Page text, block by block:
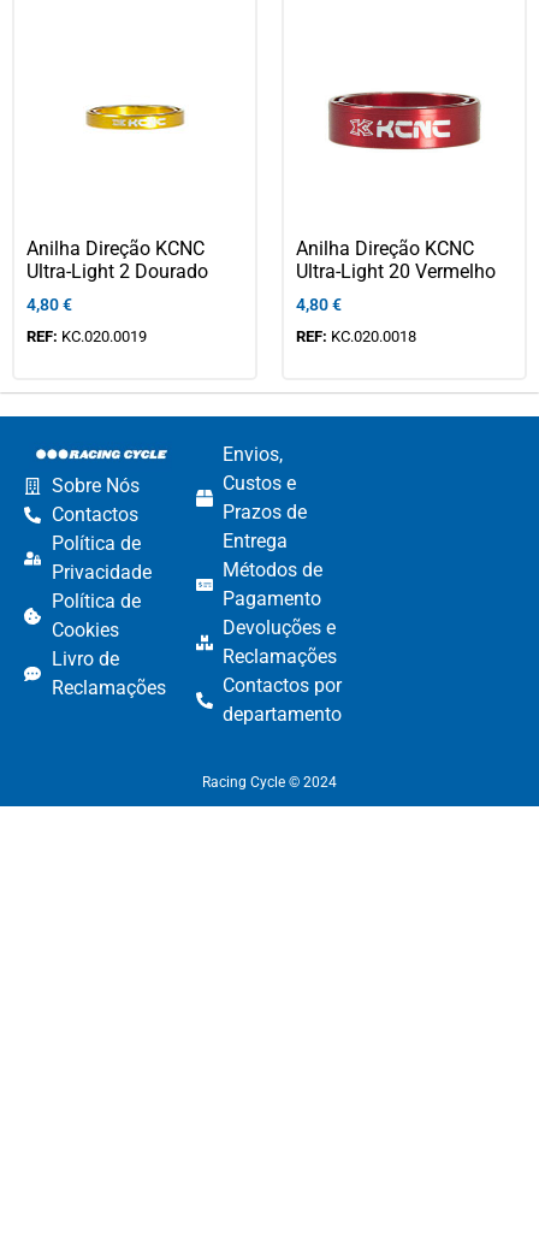
Anilha Direção KCNC
Ultra-Light 2 Dourado
4,80€
REF: KC.020.0019
Anilha Direção KCNC
Ultra-Light 20 Vermelho
4,80€
REF: KC.020.0018
Sobre Nós
Contactos
Política de
Privacidade
Política de
Cookies
Livro de
Reclamações
Envios,
Custos e
Prazos de
Entrega
Métodos de
Pagamento​
Devoluções e
Reclamações​
Contactos por
departamento​
Racing Cycle © 2024